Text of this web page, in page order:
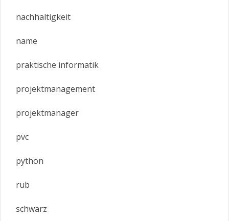
nachhaltigkeit
name
praktische informatik
projektmanagement
projektmanager
pvc
python
rub
schwarz